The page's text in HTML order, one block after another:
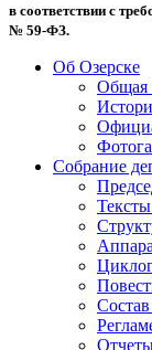
в соответствии с
№ 59-ФЗ.
Об Озерске
Общая
Собрание